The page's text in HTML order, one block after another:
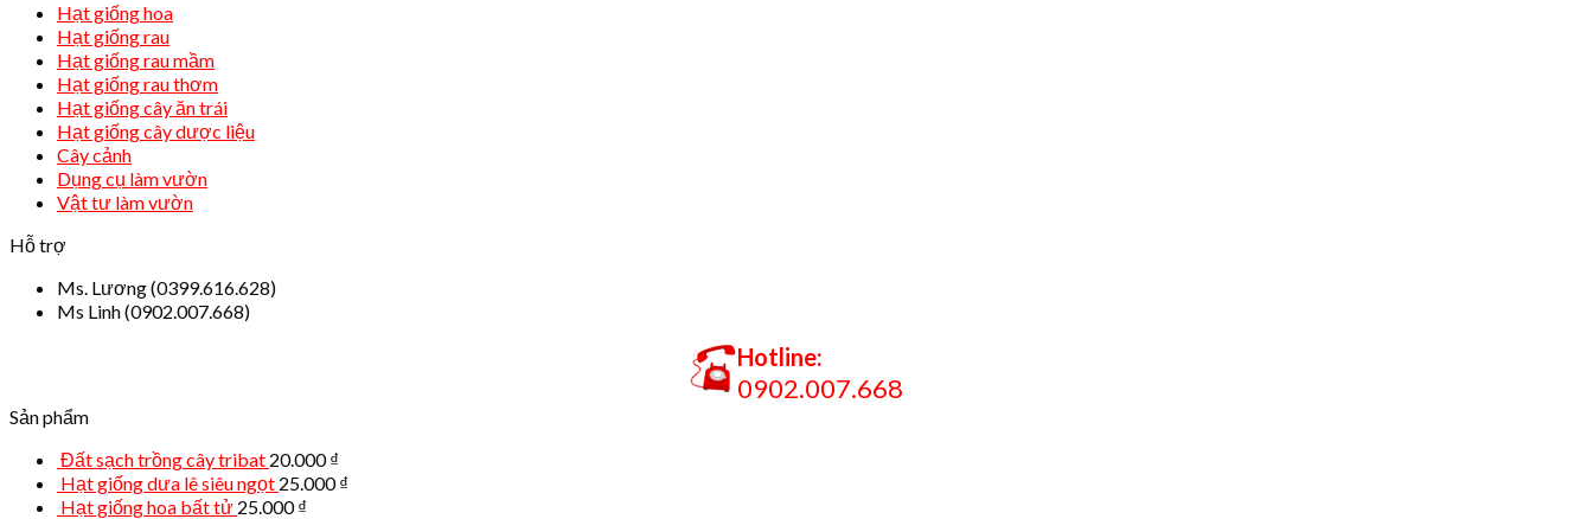
Hạt giống hoa
Hạt giống rau
Hạt giống rau mầm
Hạt giống rau thơm
Hạt giống cây ăn trái
Hạt giống cây dược liệu
Cây cảnh
Dụng cụ làm vườn
Vật tư làm vườn
Hỗ trợ
Ms. Lương (0399.616.628)
Ms Linh (0902.007.668)
Hotline:
0902.007.668
Sản phẩm
Đất sạch trồng cây tribat 20.000₫
Hạt giống dưa lê siêu ngọt 25.000₫
Hạt giống hoa bất tử 25.000₫